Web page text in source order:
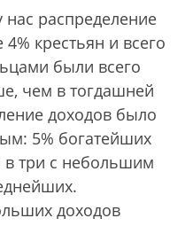
распределение
крестьян и всего
были всего
чем в тогдашней
доходов было
5% богатейших
в три с небольшим
доходов